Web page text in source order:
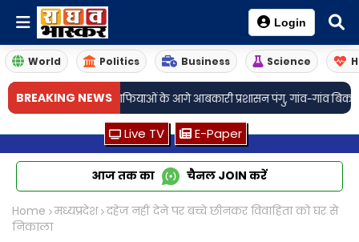
Login
World Politics Business Science
BREAKING NEWS
• शराब माफियाओं के आगे आबकारी प्रशासन पंगु, गांव-गांव बिक रही अवैध शराब
Live TV E-Paper
आज तक का चैनल JOIN करें
Home मध्यप्रदेश दहेज नहीं देने पर बच्चे छीनकर विवाहिता को घर से
निकाला